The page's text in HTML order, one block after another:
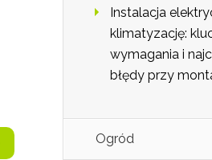
Instalacja
klimatyzację:
wymagania i
błędy przy
Ogród